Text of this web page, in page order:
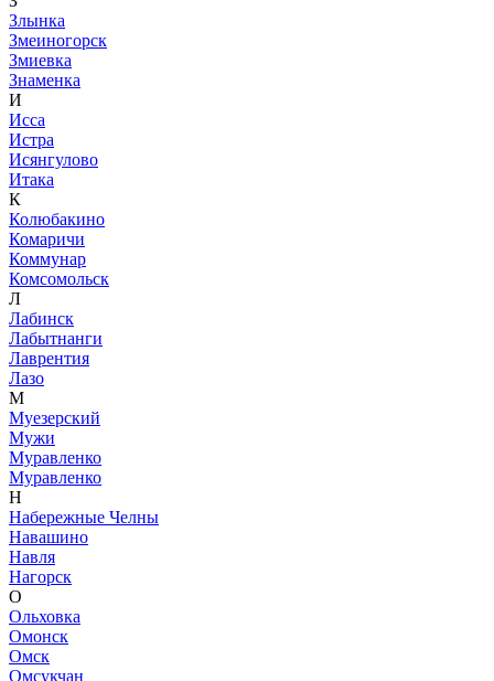
Злынка
Змеиногорск
Змиевка
Знаменка
И
Исса
Истра
Исянгулово
Итака
К
Колюбакино
Комаричи
Коммунар
Комсомольск
Л
Лабинск
Лабытнанги
Лаврентия
Лазо
М
Муезерский
Мужи
Муравленко
Муравленко
Н
Набережные Челны
Навашино
Навля
Нагорск
О
Ольховка
Омонск
Омск
Омсукчан